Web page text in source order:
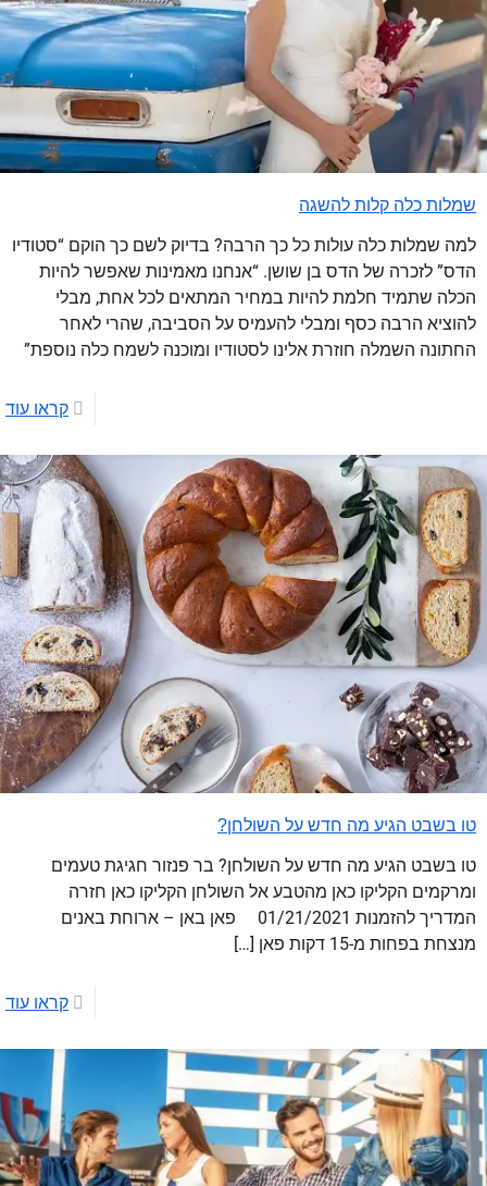
שמלות כלה קלות להשגה
למה שמלות כלה עולות כל כך הרבה? בדיוק לשם כך הוקם “סטודיו
הדס” לזכרה של הדס בן שושן. “אנחנו מאמינות שאפשר להיות
הכלה שתמיד חלמת להיות במחיר המתאים לכל אחת, מבלי
להוציא הרבה כסף ומבלי להעמיס על הסביבה, שהרי לאחר
החתונה השמלה חוזרת אלינו לסטודיו ומוכנה לשמח כלה נוספת”
קראו עוד
טו בשבט הגיע מה חדש על השולחן?
טו בשבט הגיע מה חדש על השולחן? בר פנזור חגיגת טעמים
ומרקמים הקליקו כאן מהטבע אל השולחן הקליקו כאן חזרה
המדריך להזמנות 01/21/2021 פאן באן – ארוחת באנים
מנצחת בפחות מ-15 דקות פאן
[…]
קראו עוד